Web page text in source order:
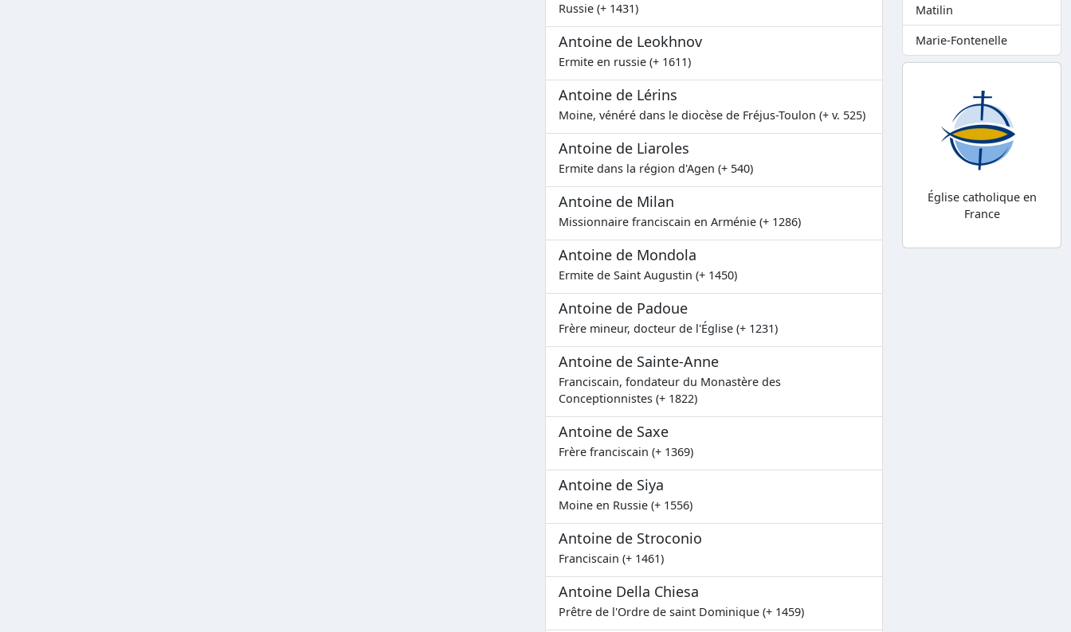
Russie (+ 1431)
Antoine de Leokhnov
Ermite en russie (+ 1611)
Antoine de Lérins
Moine, vénéré dans le diocèse de Fréjus-Toulon (+ v. 525)
Antoine de Liaroles
Ermite dans la région d'Agen (+ 540)
Antoine de Milan
Missionnaire franciscain en Arménie (+ 1286)
Antoine de Mondola
Ermite de Saint Augustin (+ 1450)
Antoine de Padoue
Frère mineur, docteur de l'Église (+ 1231)
Antoine de Sainte-Anne
Franciscain, fondateur du Monastère des
Conceptionnistes (+ 1822)
Antoine de Saxe
Frère franciscain (+ 1369)
Antoine de Siya
Moine en Russie (+ 1556)
Antoine de Stroconio
Franciscain (+ 1461)
Antoine Della Chiesa
Prêtre de l'Ordre de saint Dominique (+ 1459)
Matilin
Marie-Fontenelle
Église catholique en
France